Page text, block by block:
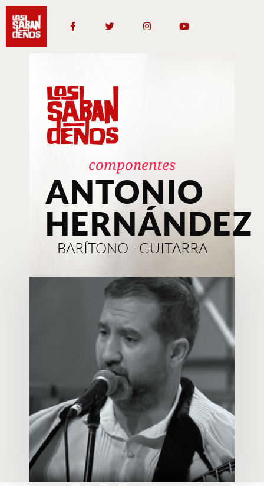
componentes
ANTONIO
HERNÁNDEZ
BARÍTONO - GUITARRA